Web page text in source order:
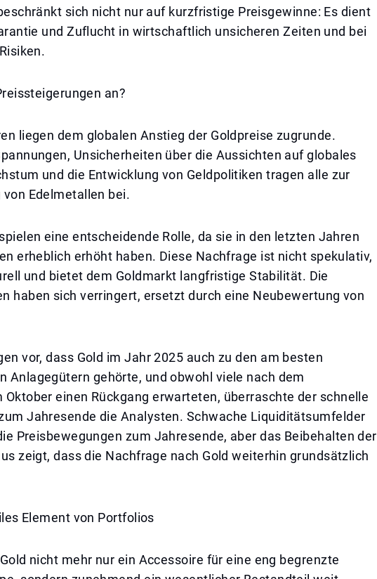
sich nicht nur auf kurzfristige Preisgewinne: Es dient
und Zuflucht in wirtschaftlich unsicheren Zeiten und bei
an?
liegen dem globalen Anstieg der Goldpreise zugrunde.
Unsicherheiten über die Aussichten auf globales
und die Entwicklung von Geldpolitiken tragen alle zur
Edelmetallen bei.
eine entscheidende Rolle, da sie in den letzten Jahren
erheblich erhöht haben. Diese Nachfrage ist nicht spekulativ,
und bietet dem Goldmarkt langfristige Stabilität. Die
haben sich verringert, ersetzt durch eine Neubewertung von
vor, dass Gold im Jahr 2025 auch zu den am besten
Anlagegütern gehörte, und obwohl viele nach dem
Oktober einen Rückgang erwarteten, überraschte der schnelle
Jahresende die Analysten. Schwache Liquiditätsumfelder
Preisbewegungen zum Jahresende, aber das Beibehalten der
zeigt, dass die Nachfrage nach Gold weiterhin grundsätzlich
Element von Portfolios
nicht mehr nur ein Accessoire für eine eng begrenzte